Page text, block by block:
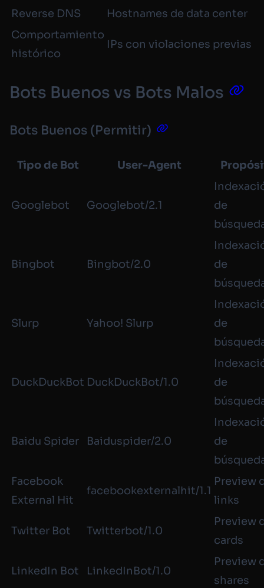
Reverse DNS
Hostnames de data center
Comportamiento
histórico
IPs con violaciones previas
Bots Buenos vs Bots Malos
Bots Buenos (Permitir)
Tipo de Bot User-Agent
Googlebot Googlebot/2.1
de
Bingbot Bingbot/2.0
de
Slurp Yahoo! Slurp
de
DuckDuckBot DuckDuckBot/1.0
de
Baidu Spider Baiduspider/2.0
de
Facebook
External Hit
facebookexternalhit/1.1
Preview
links
Twitter Bot Twitterbot/1.0
Preview
cards
LinkedIn Bot LinkedInBot/1.0
Preview
shares